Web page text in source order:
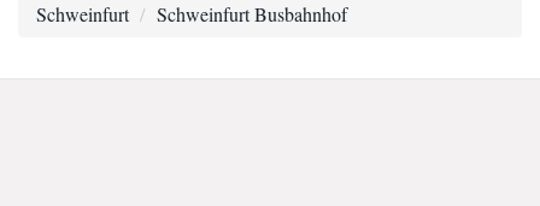
Schweinfurt Schweinfurt Busbahnhof